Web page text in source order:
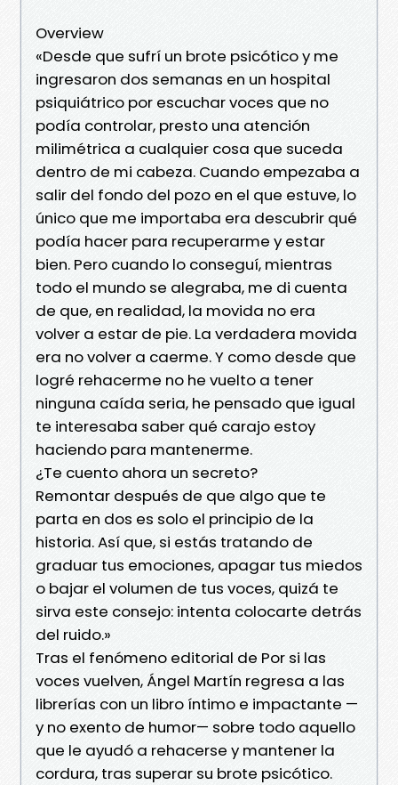
Overview
«Desde que sufrí un brote psicótico y me
ingresaron dos semanas en un hospital
psiquiátrico por escuchar voces que no
podía controlar, presto una atención
milimétrica a cualquier cosa que suceda
dentro de mi cabeza. Cuando empezaba a
salir del fondo del pozo en el que estuve, lo
único que me importaba era descubrir qué
podía hacer para recuperarme y estar
bien. Pero cuando lo conseguí, mientras
todo el mundo se alegraba, me di cuenta
de que, en realidad, la movida no era
volver a estar de pie. La verdadera movida
era no volver a caerme. Y como desde que
logré rehacerme no he vuelto a tener
ninguna caída seria, he pensado que igual
te interesaba saber qué carajo estoy
haciendo para mantenerme.
¿Te cuento ahora un secreto?
Remontar después de que algo que te
parta en dos es solo el principio de la
historia. Así que, si estás tratando de
graduar tus emociones, apagar tus miedos
o bajar el volumen de tus voces, quizá te
sirva este consejo: intenta colocarte detrás
del ruido.»
Tras el fenómeno editorial de Por si las
voces vuelven, Ángel Martín regresa a las
librerías con un libro íntimo e impactante —
y no exento de humor— sobre todo aquello
que le ayudó a rehacerse y mantener la
cordura, tras superar su brote psicótico.